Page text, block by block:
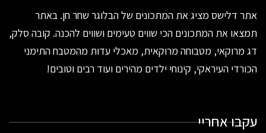
אתר דלישס מציג את המתכונים של הבלוגר שחר חן. באתר
תמצאו את המתכונים הכי שווים טעימים ושווים להכנה. קובה סלק,
דג מרוקאי, מטבוחה מרוקאית, מאכלי עדות מהמטבח התימני
הכורדי העיראקי, קינוחי ילדים מהירים ועוד רבים וטובים!
עקבו אחריי